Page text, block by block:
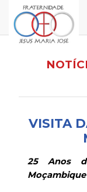
VISITA
25 Anos
Moçambique